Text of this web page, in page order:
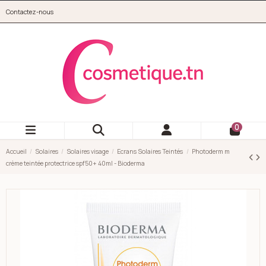
Contactez-nous
0
Accueil Solaires Solaires visage Ecrans Solaires Teintés
Photoderm m
crème teintée protectrice spf50+ 40ml - Bioderma